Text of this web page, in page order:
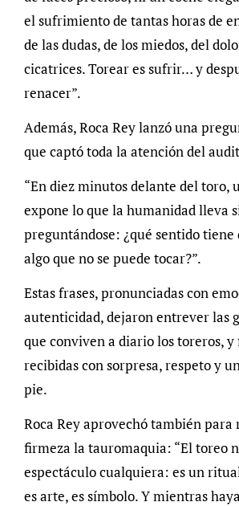
el sufrimiento de tantas horas de
de las dudas, de los miedos, del
cicatrices. Torear es sufrir… y
renacer”.
Además, Roca Rey lanzó una
que captó toda la atención del
“En diez minutos delante del toro,
expone lo que la humanidad lleva
preguntándose: ¿qué sentido
algo que no se puede tocar?”.
Estas frases, pronunciadas con
autenticidad, dejaron entrever las
que conviven a diario los toreros,
recibidas con sorpresa, respeto y
pie.
Roca Rey aprovechó también
firmeza la tauromaquia: “El toreo
espectáculo cualquiera: es un
es arte, es símbolo. Y mientras